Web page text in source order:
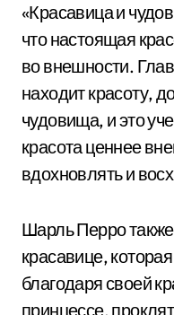
«Красавица и
что настоящая
во внешности.
находит красоту,
чудовища, и это
красота ценнее
вдохновлять и
Шарль Перро
красавице,
благодаря своей
принцессе,